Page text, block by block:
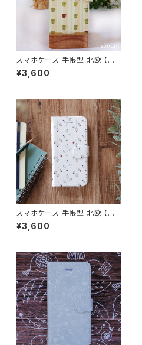
スマホケース 手帳型 北欧 【美
味しいコーヒーはいかが】 iPho
ne17/16/15/SE3/Android カ
¥3,600
スマホケース 手帳型 北欧 【小
さな花】 花柄 iPhone17/16/1
5/SE3/Android カード収納 ス
¥3,600